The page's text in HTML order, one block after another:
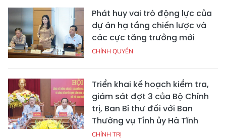
Phát huy vai trò động lực của
dự án hạ tầng chiến lược và
các cực tăng trưởng mới
CHÍNH QUYỀN
Triển khai kế hoạch kiểm tra,
giám sát đợt 3 của Bộ Chính
trị, Ban Bí thư đối với Ban
Thường vụ Tỉnh ủy Hà Tĩnh
CHÍNH TRỊ